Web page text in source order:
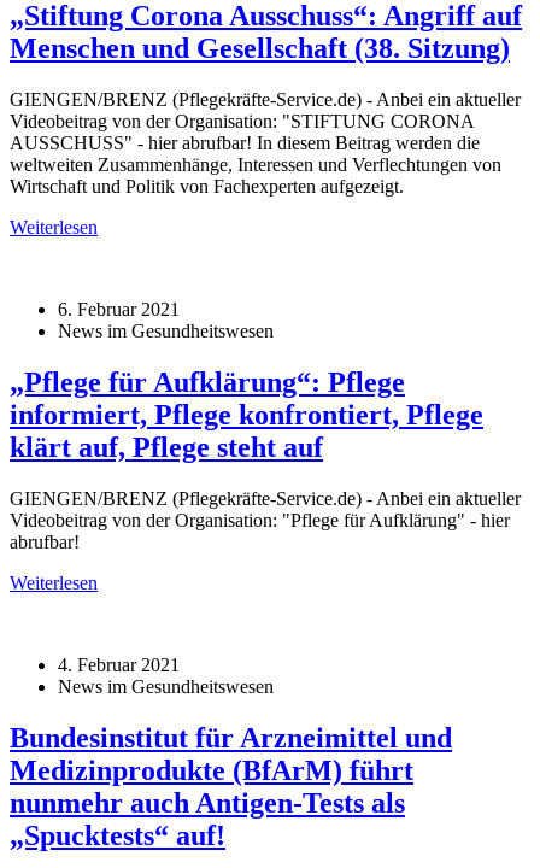
„Stiftung Corona Ausschuss“: Angriff auf
Menschen und Gesellschaft (38. Sitzung)
GIENGEN/BRENZ (Pflegekräfte-Service.de) - Anbei ein aktueller
Videobeitrag von der Organisation: "STIFTUNG CORONA
AUSSCHUSS" - hier abrufbar! In diesem Beitrag werden die
weltweiten Zusammenhänge, Interessen und Verflechtungen von
Wirtschaft und Politik von Fachexperten aufgezeigt.
Weiterlesen
6. Februar 2021
News im Gesundheitswesen
„Pflege für Aufklärung“: Pflege
informiert, Pflege konfrontiert, Pflege
klärt auf, Pflege steht auf
GIENGEN/BRENZ (Pflegekräfte-Service.de) - Anbei ein aktueller
Videobeitrag von der Organisation: "Pflege für Aufklärung" - hier
abrufbar!
Weiterlesen
4. Februar 2021
News im Gesundheitswesen
Bundesinstitut für Arzneimittel und
Medizinprodukte (BfArM) führt
nunmehr auch Antigen-Tests als
„Spucktests“ auf!